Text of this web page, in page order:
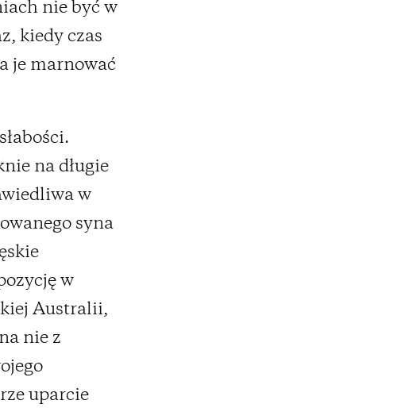
nie być w
kiedy czas
je marnować
na długie
w
syna
w
Australii,
nie z
uparcie